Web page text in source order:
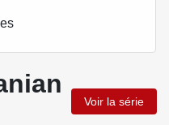
Voir la série